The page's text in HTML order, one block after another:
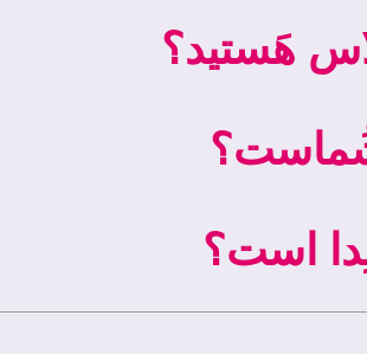
هَستید؟
شُماست؟
است؟